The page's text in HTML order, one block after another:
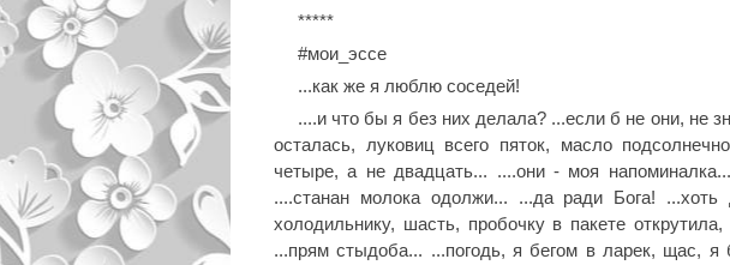
*****
#мои_эссе
...как же я люблю соседей!
....и что бы я без них делала? ...если б не они, не
осталась, луковиц всего пяток, масло
четыре, а не двадцать... ....они - моя
....станан молока одолжи... ...да ради Бога!
холодильнику, шасть, пробочку в пакете
...прям стыдоба... ...погодь, я бегом в ларек, щас, я